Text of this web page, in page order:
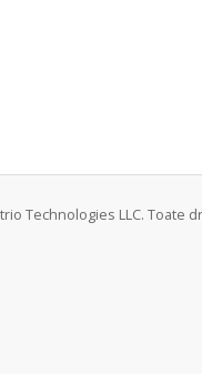
Technologies LLC. Toate